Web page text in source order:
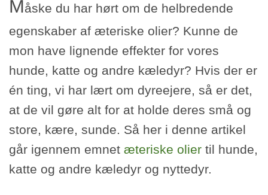
Måske du har hørt om de helbredende
egenskaber af æteriske olier? Kunne de
mon have lignende effekter for vores
hunde, katte og andre kæledyr? Hvis der er
én ting, vi har lært om dyreejere, så er det,
at de vil gøre alt for at holde deres små og
store, kære, sunde. Så her i denne artikel
går igennem emnet æteriske olier til hunde,
katte og andre kæledyr og nyttedyr.